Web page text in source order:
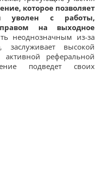
которое позволяет
уволен с работы,
правом на выходное
неоднозначным из-за
заслуживает высокой
реферальной
подведет своих